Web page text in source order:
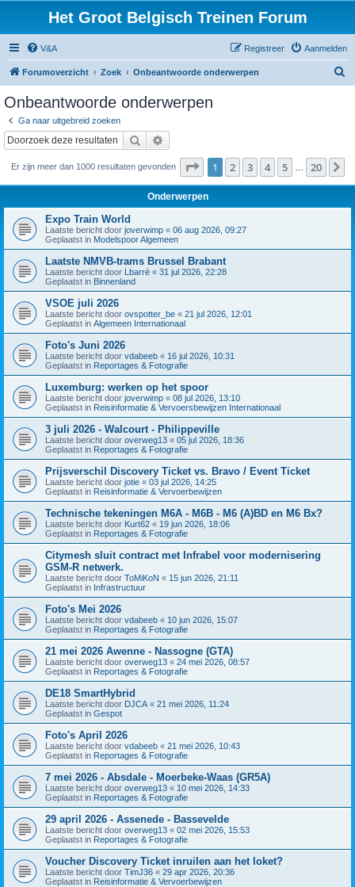
Het Groot Belgisch Treinen Forum
V&A Aanmelden
Registreer
Forumoverzicht Zoek Onbeantwoorde onderwerpen
Onbeantwoorde onderwerpen
Ga naar uitgebreid zoeken
Zoek
Er zijn meer dan 1000 resultaten gevonden Pagina van 20
1 2 3 4 5 20
Onderwerpen
Expo Train World
Laatste bericht door joverwimp « 06 aug 2026, 09:27
Geplaatst in Modelspoor Algemeen
Laatste NMVB-trams Brussel Brabant
Laatste bericht door Lbarré « 31 jul 2026, 22:28
Geplaatst in Binnenland
VSOE juli 2026
Laatste bericht door ovspotter_be « 21 jul 2026, 12:01
Geplaatst in Algemeen Internationaal
Foto's Juni 2026
Laatste bericht door vdabeeb « 16 jul 2026, 10:31
Geplaatst in Reportages & Fotografie
Luxemburg: werken op het spoor
Laatste bericht door joverwimp « 08 jul 2026, 13:10
Geplaatst in Reisinformatie & Vervoersbewijzen Internationaal
3 juli 2026 - Walcourt - Philippeville
Laatste bericht door overweg13 « 05 jul 2026, 18:36
Geplaatst in Reportages & Fotografie
Prijsverschil Discovery Ticket vs. Bravo / Event Ticket
Laatste bericht door jotie « 03 jul 2026, 14:25
Geplaatst in Reisinformatie & Vervoerbewijzen
Technische tekeningen M6A - M6B - M6 (A)BD en M6 Bx?
Laatste bericht door Kurt62 « 19 jun 2026, 18:06
Geplaatst in Reportages & Fotografie
Citymesh sluit contract met Infrabel voor modernisering
GSM-R netwerk.
Laatste bericht door ToMiKoN « 15 jun 2026, 21:11
Geplaatst in Infrastructuur
Foto's Mei 2026
Laatste bericht door vdabeeb « 10 jun 2026, 15:07
Geplaatst in Reportages & Fotografie
21 mei 2026 Awenne - Nassogne (GTA)
Laatste bericht door overweg13 « 24 mei 2026, 08:57
Geplaatst in Reportages & Fotografie
DE18 SmartHybrid
Laatste bericht door DJCA « 21 mei 2026, 11:24
Geplaatst in Gespot
Foto's April 2026
Laatste bericht door vdabeeb « 21 mei 2026, 10:43
Geplaatst in Reportages & Fotografie
7 mei 2026 - Absdale - Moerbeke-Waas (GR5A)
Laatste bericht door overweg13 « 10 mei 2026, 14:33
Geplaatst in Reportages & Fotografie
29 april 2026 - Assenede - Bassevelde
Laatste bericht door overweg13 « 02 mei 2026, 15:53
Geplaatst in Reportages & Fotografie
Voucher Discovery Ticket inruilen aan het loket?
Laatste bericht door TimJ36 « 29 apr 2026, 20:36
Geplaatst in Reisinformatie & Vervoerbewijzen